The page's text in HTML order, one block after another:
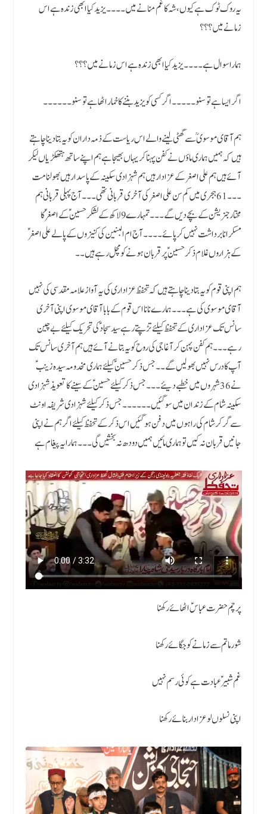
یہ روک ٹوک ہے کیوں ، شہ کا غم منانے میں۔۔۔۔یزید کیا ابھی زندہ ہے اس
زمانے میں ؟؟؟
ہمارا سوال ہے ۔۔۔۔ یزید کیا ابھی زندہ ہے اس زمانے میں ؟؟؟
اگر ایسا ہے تو سنو۔۔۔۔۔اگر کسی کو یزید بننے کا خمار اٹھا ہے تو سنو۔۔۔۔۔۔
ہم آقای موسوی ؒ سے گھٹی لینے والے اس ریاست کے ذمہ داران کو یہ بتا دینا چاہتے
ہیں کہ ہمیں ہماری ماؤں نے کفن پہنا کر یہاں بھیجا ہے ہم اپنے ساتھ ہتھکڑیاں لیکر
آئے ہیں ہم علی اصغر کے عزادار ہیں ہم شہزادی سکینہ کے پاسدار ہیں بھولنا مت
۔۔۔61ہجری میں کم سن علی اصغر کی آخری قربانی تھی ۔۔۔آج پہلی قربانی ہم
مختار جنریشن کے بچے دیں گے ۔۔۔تمہارے 9 لاکھ کے لشکر حسین ؑ کے اصغر ؑ کا
مسکرانا برداشت نہیں کر پائے۔۔۔۔ آج ام البنین کی کنیزوں کے پالے علی اصغر ؑ
کے ہزاروں غلام ذکر حسین ؑ پر قربان ہونے کو مچل رہے ہیں ۔۔
ہم اپنی قوم کو یہ بتا دینا چاہتے ہیں کہ تحفظ عزاداری کی یہ آواز علامہ مقدسی کی نہیں
آقای موسوی کی ہے ۔۔۔ہمارے نانا اس قوم کے بابا آقای موسوی اپنی آخری
سانس تک عزاداری کے تحفظ کیلئے تڑپتے رہے سید سجاد ؑ کی تحریک کیلئے بے چین
رہے ۔۔۔ہم کفن پہن کر آغا جی کی روح کو یہ بتانے آئے ہیں ہم آخری سانس تک
آپ کا درس نہیں بھولیں گے ۔۔جس ذکر حسین ؑ کیلئے ہماری مخدومہ سیدہ زینب ؑ
نے 36شہروں میں خطبے دیئے۔۔۔ جس ذکر کیلئے حسین ؑ کے سینے کا تعویذ شہزادی
سکینہ شام کے زندان میں سو گئیں ۔۔ ۔۔۔۔جس ذکر کیلئے شہزادی شریفہ اونٹ
سے گر کر شام کی راہوں میں دفن ہو گئیں اس ذکر کے تحفظ کیلئے اگر ہم نے اپنی
جانیں قربان نہ کیں تو ہماری مائیں ہمیں دودھ نہ بخشیں گی ۔۔۔ ہمارا یہ پیغام ہے
پرچم حضرت عباسؑ اٹھائے رکھنا
شور ماتم سے زمانے کو جگائے رکھنا
غم شبیرؑ عبادت ہے کوئی رسم نہیں
اپنی نسلوں لو عزادار بنائے رکھنا